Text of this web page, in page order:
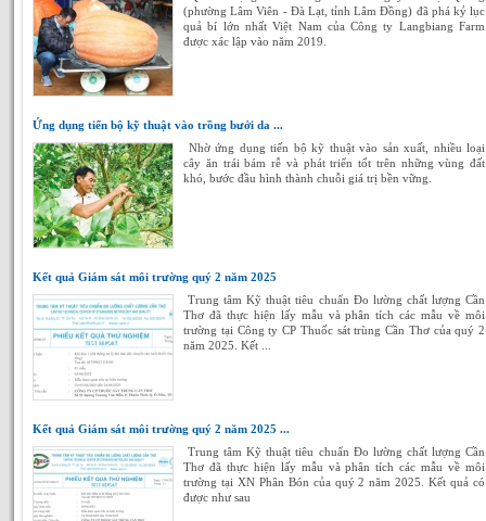
(phường Lâm Viên - Đà Lạt, tỉnh Lâm Đồng) đã phá kỷ lục
quả bí lớn nhất Việt Nam của Công ty Langbiang Farm
được xác lập vào năm 2019.
Ứng dụng tiến bộ kỹ thuật vào trồng bưởi da ...
Nhờ ứng dụng tiến bộ kỹ thuật vào sản xuất, nhiều loại
cây ăn trái bám rễ và phát triển tốt trên những vùng đất
khó, bước đầu hình thành chuỗi giá trị bền vững.
Kết quả Giám sát môi trường quý 2 năm 2025
Trung tâm Kỹ thuật tiêu chuẩn Đo lường chất lượng Cần
Thơ đã thực hiện lấy mẫu và phân tích các mẫu về môi
trường tại Công ty CP Thuốc sát trùng Cần Thơ của quý 2
năm 2025. Kết ...
Kết quả Giám sát môi trường quý 2 năm 2025 ...
Trung tâm Kỹ thuật tiêu chuẩn Đo lường chất lượng Cần
Thơ đã thực hiện lấy mẫu và phân tích các mẫu về môi
trường tại XN Phân Bón của quý 2 năm 2025. Kết quả có
được như sau